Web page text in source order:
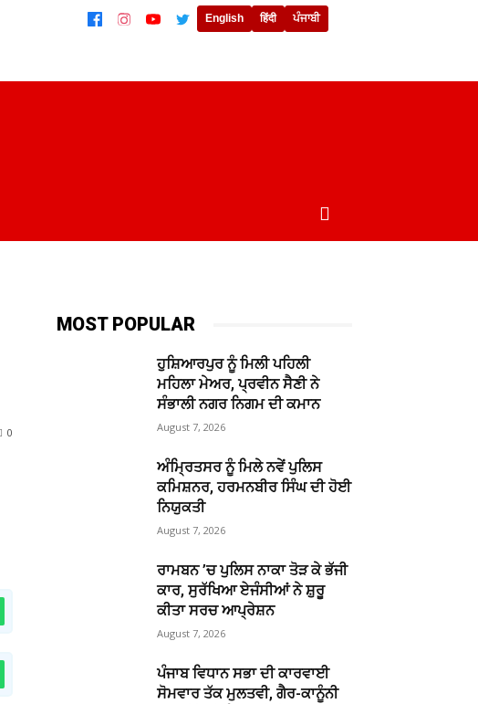
English हिंदी ਪੰਜਾਬੀ
0
MOST POPULAR
ਹੁਸ਼ਿਆਰਪੁਰ ਨੂੰ ਮਿਲੀ ਪਹਿਲੀ
ਮਹਿਲਾ ਮੇਅਰ, ਪ੍ਰਵੀਨ ਸੈਣੀ ਨੇ
ਸੰਭਾਲੀ ਨਗਰ ਨਿਗਮ ਦੀ ਕਮਾਨ
August 7, 2026
ਅੰਮ੍ਰਿਤਸਰ ਨੂੰ ਮਿਲੇ ਨਵੇਂ ਪੁਲਿਸ
ਕਮਿਸ਼ਨਰ, ਹਰਮਨਬੀਰ ਸਿੰਘ ਦੀ ਹੋਈ
ਨਿਯੁਕਤੀ
August 7, 2026
ਰਾਮਬਨ ’ਚ ਪੁਲਿਸ ਨਾਕਾ ਤੋੜ ਕੇ ਭੱਜੀ
ਕਾਰ, ਸੁਰੱਖਿਆ ਏਜੰਸੀਆਂ ਨੇ ਸ਼ੁਰੂ
ਕੀਤਾ ਸਰਚ ਆਪ੍ਰੇਸ਼ਨ
August 7, 2026
ਪੰਜਾਬ ਵਿਧਾਨ ਸਭਾ ਦੀ ਕਾਰਵਾਈ
ਸੋਮਵਾਰ ਤੱਕ ਮੁਲਤਵੀ, ਗੈਰ-ਕਾਨੂੰਨੀ